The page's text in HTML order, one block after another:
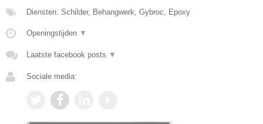
Diensten: Schilder, Behangwerk, Gybroc, Epoxy
Openingstijden ▼
Laatste facebook posts ▼
Sociale media: